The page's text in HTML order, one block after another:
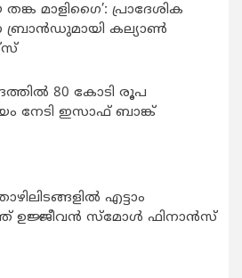
മാളിഗൈ’: പ്രാദേശിക
കല്യാണ്‍
80 കോടി രൂപ
നേടി ഇസാഫ് ബാങ്ക്
എട്ടാം
ഉജ്ജീവൻ സ്മോൾ ഫിനാൻസ്